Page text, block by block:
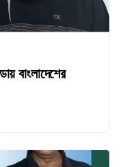
বাংলাদেশের